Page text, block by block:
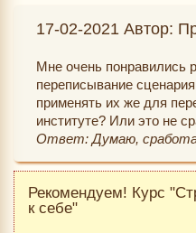
17-02-2021 Автор:
Мне очень понравились
переписывание
применять их же для
институте? Или это не
Ответ: Думаю,
Рекомендуем! Курс
к себе"